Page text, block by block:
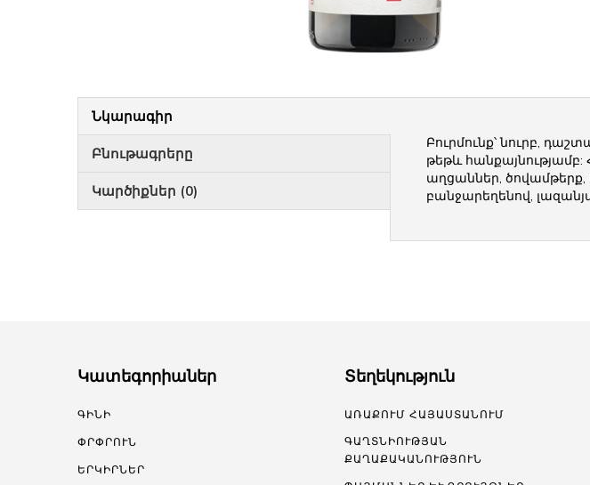
Նկարագիր
Բնութագրերը
Կարծիքներ (0)
Բուրմունք՝ նուրբ,
թեթև
աղցաններ,
բանջարեղենով,
Կատեգորիաներ
ԳԻՆԻ
ՓՐՓՐՈՒՆ
ԵՐԿԻՐՆԵՐ
Տեղեկություն
ԱՌԱՔՈՒՄ ՀԱՅԱՍՏԱՆՈՒՄ
ԳԱՂՏՆԻՈՒԹՅԱՆ
ՔԱՂԱՔԱԿԱՆՈՒԹՅՈՒՆ